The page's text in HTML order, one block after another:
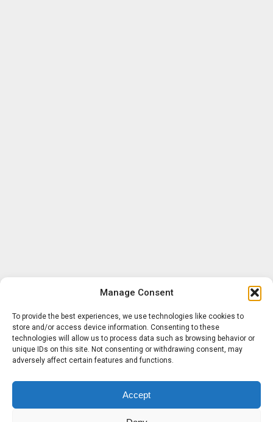
Manage Consent
To provide the best experiences, we use technologies like cookies to
store and/or access device information. Consenting to these
technologies will allow us to process data such as browsing behavior or
unique IDs on this site. Not consenting or withdrawing consent, may
adversely affect certain features and functions.
Accept